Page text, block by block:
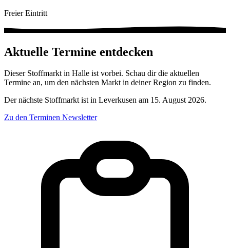
Freier Eintritt
Aktuelle Termine entdecken
Dieser Stoffmarkt in Halle ist vorbei. Schau dir die aktuellen
Termine an, um den nächsten Markt in deiner Region zu finden.
Der nächste Stoffmarkt ist in Leverkusen am 15. August 2026.
Zu den Terminen Newsletter